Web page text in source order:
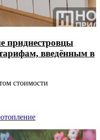
приднестровцы
введённым в
стоимости
отопление